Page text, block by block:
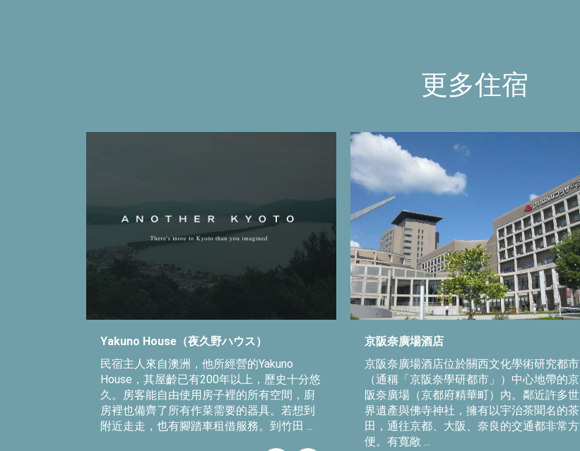
更多住宿
Yakuno House（夜久野ハウス）
民宿主人來自澳洲，他所經營的Yakuno
House，其屋齡已有200年以上，歷史十分悠
久。房客能自由使用房子裡的所有空間，廚
房裡也備齊了所有作菜需要的器具。若想到
附近走走，也有腳踏車租借服務。到竹田 ...
京阪奈廣場酒店
京阪奈廣場酒店位於關西文化學術研究都市
（通稱「京阪奈學研都市」）中心地帶的京
阪奈廣場（京都府精華町）內。鄰近許多世
界遺產與佛寺神社，擁有以宇治茶聞名的茶
田，通往京都、大阪、奈良的交通都非常方
便。有寬敞 ...